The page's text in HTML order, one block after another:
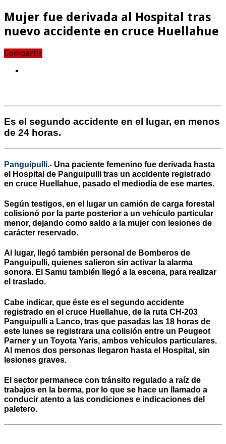
Mujer fue derivada al Hospital tras
nuevo accidente en cruce Huellahue
Compartir
Es el segundo accidente en el lugar, en menos
de 24 horas.
Panguipulli.- Una paciente femenino fue derivada hasta
el Hospital de Panguipulli tras un accidente registrado
en cruce Huellahue, pasado el mediodía de ese martes.
Según testigos, en el lugar un camión de carga forestal
colisionó por la parte posterior a un vehículo particular
menor, dejando como saldo a la mujer con lesiones de
carácter reservado.
Al lugar, llegó también personal de Bomberos de
Panguipulli, quienes salieron sin activar la alarma
sonora. El Samu también llegó a la escena, para realizar
el traslado.
Cabe indicar, que éste es el segundo accidente
registrado en el cruce Huellahue, de la ruta CH-203
Panguipulli a Lanco, tras que pasadas las 18 horas de
este lunes se registrara una colisión entre un Peugeot
Parner y un Toyota Yaris, ambos vehículos particulares.
Al menos dos personas llegaron hasta el Hospital, sin
lesiones graves.
El sector permanece con tránsito regulado a raíz de
trabajos en la berma, por lo que se hace un llamado a
conducir atento a las condiciones e indicaciones del
paletero.